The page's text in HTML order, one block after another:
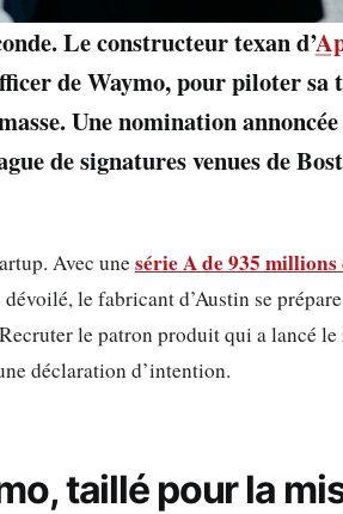
Le constructeur texan d’
de Waymo, pour piloter
Une nomination
de signatures venues de
Avec unesérie A de 935
le fabricant d’Austin se
le patron produit qui a lancé
déclaration d’intention.
taillé pour la